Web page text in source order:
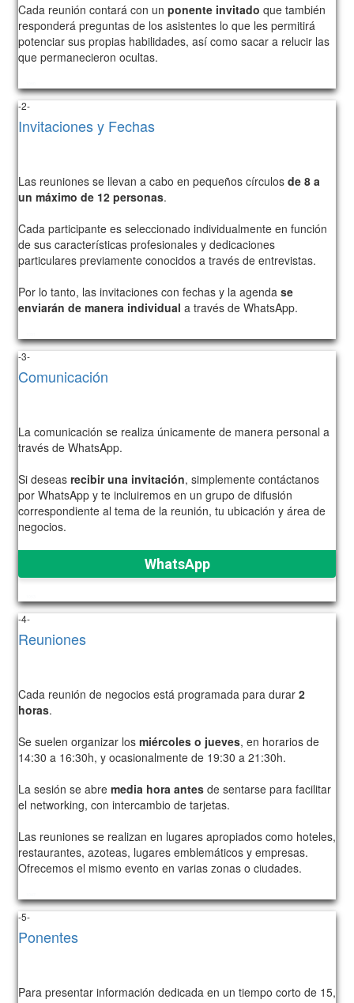
Cada reunión contará con un ponente invitado que también
responderá preguntas de los asistentes lo que les permitirá
potenciar sus propias habilidades, así como sacar a relucir las
que permanecieron ocultas.
-2-
Invitaciones y Fechas
Las reuniones se llevan a cabo en pequeños círculos de 8 a
un máximo de 12 personas.
Cada participante es seleccionado individualmente en función
de sus características profesionales y dedicaciones
particulares previamente conocidos a través de entrevistas.
Por lo tanto, las invitaciones con fechas y la agenda se
enviarán de manera individual a través de WhatsApp.
-3-
Comunicación
La comunicación se realiza únicamente de manera personal a
través de WhatsApp.
Si deseas recibir una invitación, simplemente contáctanos
por WhatsApp y te incluiremos en un grupo de difusión
correspondiente al tema de la reunión, tu ubicación y área de
negocios.
WhatsApp
-4-
Reuniones
Cada reunión de negocios está programada para durar 2
horas.
Se suelen organizar los miércoles o jueves, en horarios de
14:30 a 16:30h, y ocasionalmente de 19:30 a 21:30h.
La sesión se abre media hora antes de sentarse para facilitar
el networking, con intercambio de tarjetas.
Las reuniones se realizan en lugares apropiados como hoteles,
restaurantes, azoteas, lugares emblemáticos y empresas.
Ofrecemos el mismo evento en varias zonas o ciudades.
-5-
Ponentes
Para presentar información dedicada en un tiempo corto de 15,